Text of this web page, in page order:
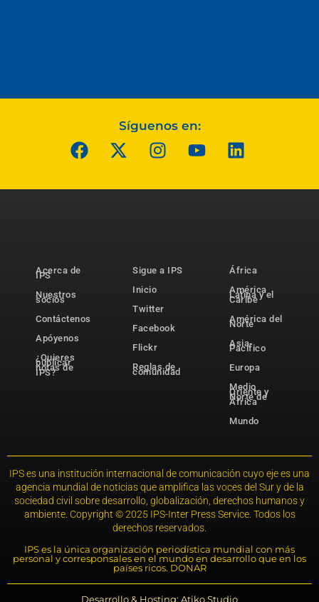
Síguenos en:
Acerca de
IPS
Nuestros
socios
Contáctenos
Apóyenos
¿Quieres
publicar
notas de
IPS?
Sigue a IPS
Inicio
Twitter
Facebook
Flickr
Reglas de
comunidad
África
América
Latina y el
Caribe
América del
Norte
Asia-
Pacífico
Europa
Medio
Oriente y
Norte de
África
Mundo
IPS es una institución internacional de comunicación cuyo eje es una
agencia mundial de noticias que amplifica las voces del Sur y de la
sociedad civil sobre desarrollo, globalización, derechos humanos y
ambiente. Copyright © 2025 IPS-Inter Press Service. Todos los
derechos reservados.
IPS es la única organización periodística mundial con más
personal y corresponsales en el mundo en desarrollo que en los
países ricos. DONAR
Desarrollo & Hosting: Atiko.Studio